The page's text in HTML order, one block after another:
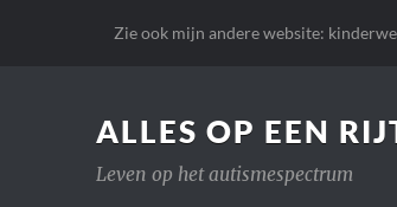
Zie ook mijn andere website:
ALLES OP EEN
Leven op het autismespectrum